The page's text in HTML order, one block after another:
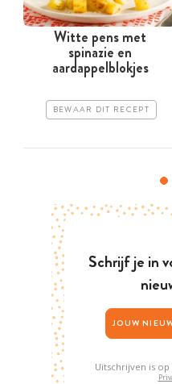
Witte pens met
spinazie en
aardappelblokjes
BEWAAR DIT RECEPT
Schrijf je in
Uitschrijven is